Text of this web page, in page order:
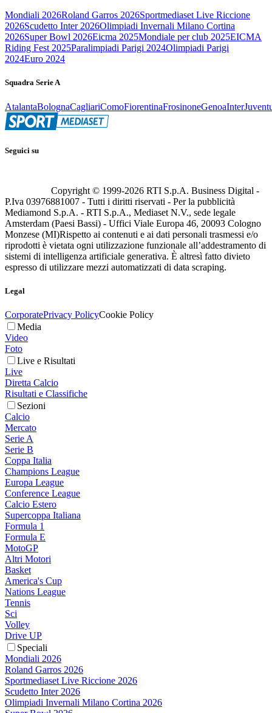
Mondiali 2026Roland Garros 2026Sportmediaset Live Riccione
2026Scudetto Inter 2026Olimpiadi Invernali Milano Cortina
2026Super Bowl 2026Eicma 2025Mondiale per club 2025EICMA
Riding Fest 2025Paralimpiadi Parigi 2024Olimpiadi Parigi
2024Euro 2024
Squadra Serie A
AtalantaBolognaCagliariComoFiorentinaFrosinoneGenoaInter
Seguici su
Copyright © 1999-2026 RTI S.p.A. Business Digital -
P.Iva 03976881007 - Tutti i diritti riservati - Per la pubblicità
Mediamond S.p.A. - RTI S.p.A., Mediaset N.V., sede legale
Amsterdam (Paesi Bassi) - Uffici Viale Europa 46, 20093 Cologno
Monzese (MI)Rispetto ai contenuti e ai dati personali trasmessi e/o
riprodotti è vietata ogni utilizzazione funzionale all’addestramento di
sistemi di intelligenza artificiale generativa. È altresì fatto divieto
espresso di utilizzare mezzi automatizzati di data scraping.
Legal
CorporatePrivacy PolicyCookie Policy
Media
Video
Foto
Live e Risultati
Live
Diretta Calcio
Risultati e Classifiche
Sezioni
Calcio
Mercato
Serie A
Serie B
Coppa Italia
Champions League
Europa League
Conference League
Calcio Estero
Supercoppa Italiana
Formula 1
Formula E
MotoGP
Altri Motori
Basket
America's Cup
Nations League
Tennis
Sci
Volley
Drive UP
Speciali
Mondiali 2026
Roland Garros 2026
Sportmediaset Live Riccione 2026
Scudetto Inter 2026
Olimpiadi Invernali Milano Cortina 2026